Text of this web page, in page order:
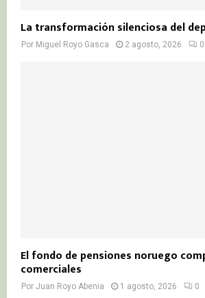
La transformación silenciosa del
Por Miguel Royo Gasca 2 agosto, 2026 0
El fondo de pensiones noruego
comerciales
Por Juan Royo Abenia 1 agosto, 2026 0